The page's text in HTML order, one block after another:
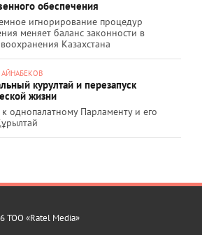
обеспечения
игнорирование процедур
меняет баланс законности в
Казахстана
курултай и перезапуск
жизни
однопалатному Парламенту и его
ТОО «Ratel Media»